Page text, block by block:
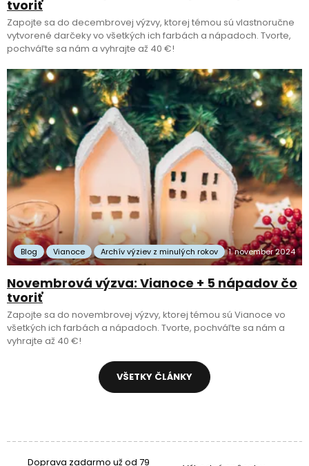
tvoriť
Zapojte sa do decembrovej výzvy, ktorej témou sú vlastnoručne
vytvorené darčeky vo všetkých ich farbách a nápadoch. Tvorte,
pochváľte sa nám a vyhrajte až 40 €!
Blog Vianoce Archív výziev z minulých rokov 1. november 2024
Novembrová výzva: Vianoce + 5 nápadov čo
tvoriť
Zapojte sa do novembrovej výzvy, ktorej témou sú Vianoce vo
všetkých ich farbách a nápadoch. Tvorte, pochváľte sa nám a
vyhrajte až 40 €!
VŠETKY ČLÁNKY
Doprava zadarmo už od 79